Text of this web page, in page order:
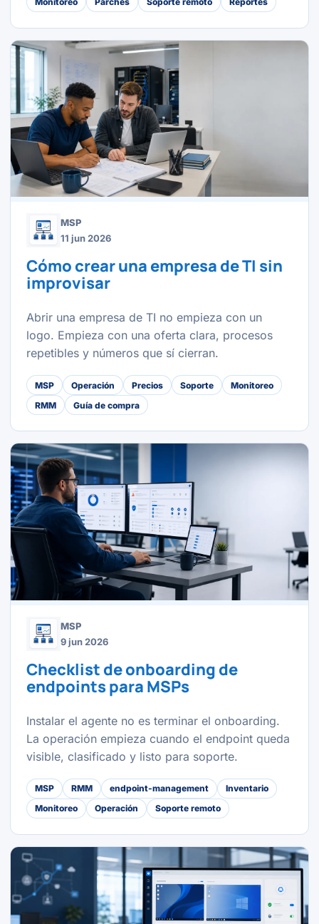
MSP
11 jun 2026
Cómo crear una empresa de TI sin
improvisar
Abrir una empresa de TI no empieza con un
logo. Empieza con una oferta clara, procesos
repetibles y números que sí cierran.
MSP Operación Precios Soporte
Monitoreo
RMM
Guía de compra
MSP
9 jun 2026
Checklist de onboarding de
endpoints para MSPs
Instalar el agente no es terminar el onboarding.
La operación empieza cuando el endpoint queda
visible, clasificado y listo para soporte.
MSP RMM endpoint-management
Inventario
Monitoreo
Operación Soporte remoto